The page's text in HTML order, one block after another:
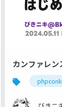
カンファレン